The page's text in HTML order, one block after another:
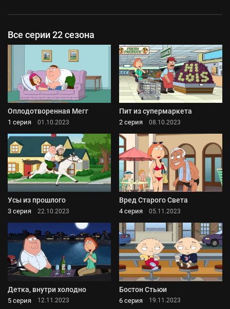
Все серии 22 сезона
Оплодотворенная Мегг
1 серия 01.10.2023
Пит из супермаркета
2 серия 08.10.2023
Усы из прошлого
3 серия 22.10.2023
Вред Старого Света
4 серия 05.11.2023
Детка, внутри холодно
5 серия 12.11.2023
Бостон Стьюи
6 серия 19.11.2023